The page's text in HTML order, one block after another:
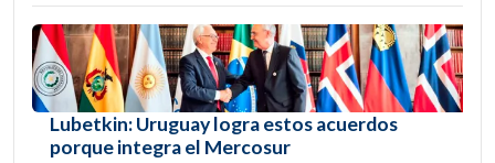
Lubetkin: Uruguay logra estos acuerdos
porque integra el Mercosur